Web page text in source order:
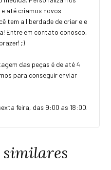
até criamos novos
tem a liberdade de criar e e
Entre em contato conosco,
;)
das peças é de até 4
para conseguir enviar
feira, das 9:00 as 18:00.